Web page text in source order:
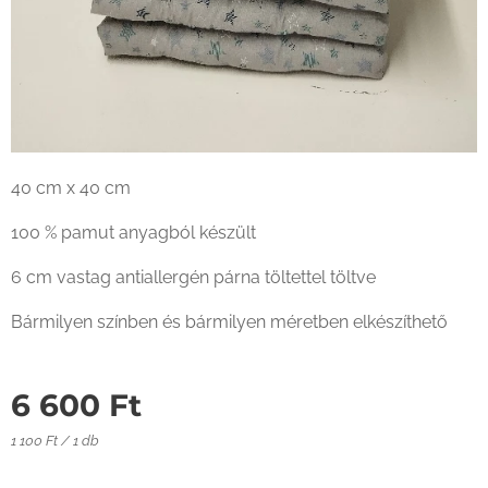
40 cm x 40 cm
100 % pamut anyagból készült
6 cm vastag antiallergén párna töltettel töltve
Bármilyen színben és bármilyen méretben elkészíthető
6 600 Ft
1 100 Ft / 1 db